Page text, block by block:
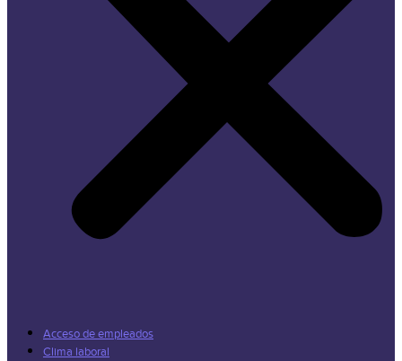
Acceso de empleados
Clima laboral